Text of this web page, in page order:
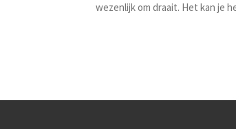
wezenlijk om draait. Het kan je